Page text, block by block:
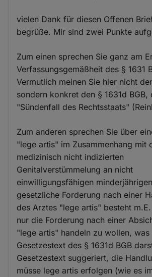
vielen Dank für diesen Offenen
begrüße. Mir sind zwei Punkte
Zum einen sprechen Sie ganz am
Verfassungsgemäßheit des § 1631
Vermutlich meinen Sie hier nicht
sondern konkret den § 1631d BGB,
"Sündenfall des Rechtsstaats"
Zum anderen sprechen Sie über
"lege artis" im Zusammenhang mit
medizinisch nicht indizierten
Genitalverstümmelung an nicht
einwilligungsfähigen
gesetzliche Forderung nach einer
des Arztes "lege artis" besteht
nur die Forderung nach einer
"lege artis" handeln zu wollen, was
Gesetzestext des § 1631d BGB
Gesetzestext suggeriert, die
müsse lege artis erfolgen (wie es